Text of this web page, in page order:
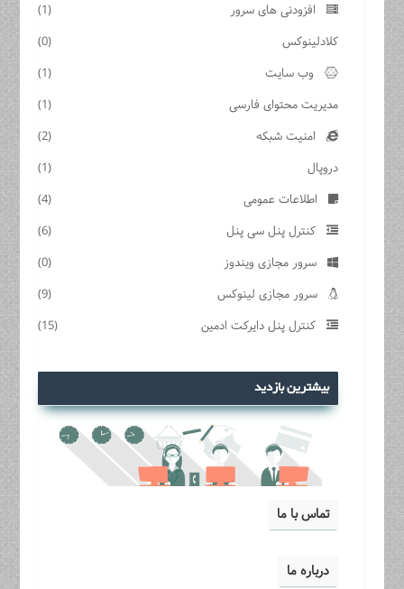
افزودنی های سرور
(1)
کلادلینوکس
(0)
وب سایت
(1)
مدیریت محتوای فارسی
(1)
امنیت شبکه
(2)
دروپال
(1)
اطلاعات عمومی
(4)
کنترل پنل سی پنل
(6)
سرور مجازی ویندوز
(0)
سرور مجازی لینوکس
(9)
کنترل پنل دایرکت ادمین
(15)
بیشترین بازدید
تماس با ما
درباره ما